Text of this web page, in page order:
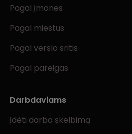
Pagal įmones
Pagal miestus
Pagal verslo sritis
Pagal pareigas
Darbdaviams
Įdėti darbo skelbimą